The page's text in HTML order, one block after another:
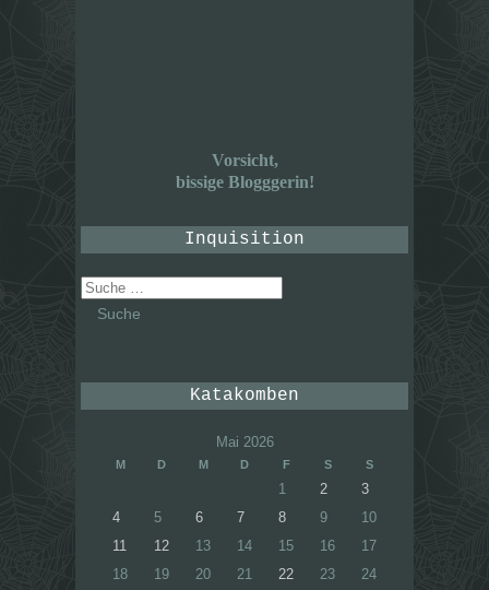
Vorsicht,
bissige Blogggerin!
Inquisition
Suche
nach:
Katakomben
Mai 2026
M D M D F S S
1 2
3
4
5 6 7 8 9
10
11
12 13 14 15 16
17
18
19 20 21 22 23
24